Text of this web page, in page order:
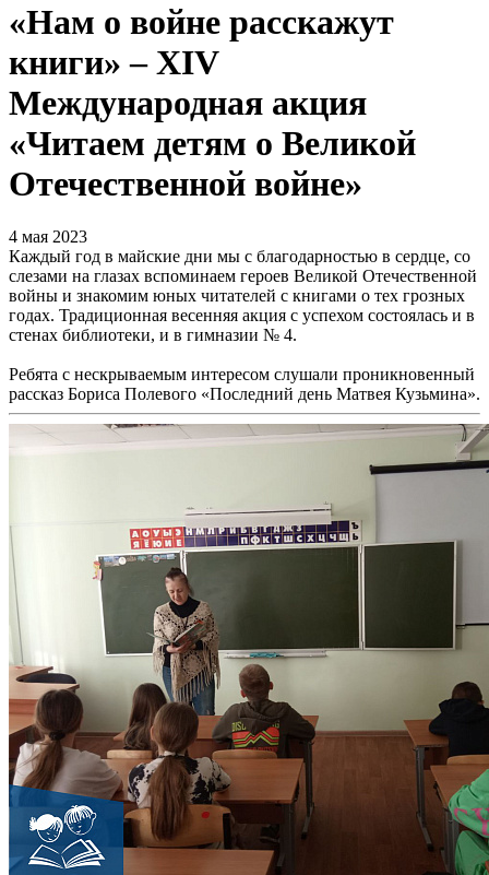
«Нам о войне расскажут
книги» – XIV
Международная акция
«Читаем детям о Великой
Отечественной войне»
4 мая 2023
Каждый год в майские дни мы с благодарностью в сердце, со
слезами на глазах вспоминаем героев Великой Отечественной
войны и знакомим юных читателей с книгами о тех грозных
годах. Традиционная весенняя акция с успехом состоялась и в
стенах библиотеки, и в гимназии № 4.
Ребята с нескрываемым интересом слушали проникновенный
рассказ Бориса Полевого «Последний день Матвея Кузьмина».